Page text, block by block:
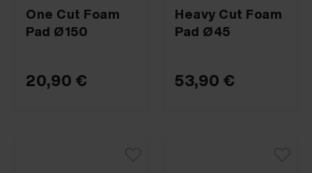
One Cut Foam
Pad Ø150
20,90 €
Heavy Cut Foam
Pad Ø45
53,90 €